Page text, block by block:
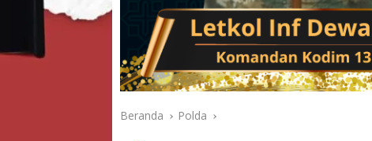
Beranda Polda